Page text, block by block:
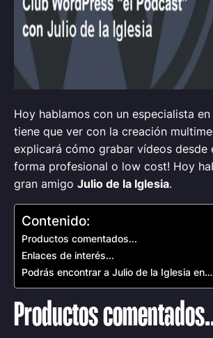
Hoy hablamos con un especialista
tiene que ver con la creación
explicará cómo grabar vídeos desde
forma profesional o low cost! Hoy
gran amigo Julio de la Iglesia.
Contenido:
Productos comentados...
Enlaces de interés...
Podrás encontrar a Julio de la Iglesia en…
Productos